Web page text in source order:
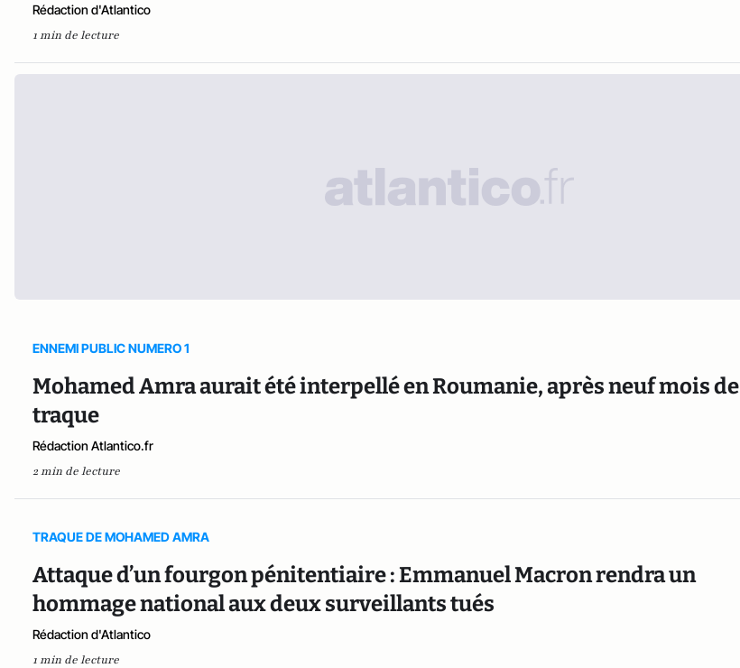
Rédaction d'Atlantico
1 min de lecture
ENNEMI PUBLIC NUMERO 1
Mohamed Amra aurait été interpellé en Roumanie, après neuf mois de
traque
Rédaction Atlantico.fr
2 min de lecture
TRAQUE DE MOHAMED AMRA
Attaque d’un fourgon pénitentiaire : Emmanuel Macron rendra un
hommage national aux deux surveillants tués
Rédaction d'Atlantico
1 min de lecture